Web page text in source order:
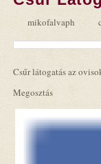
mikofalvaph
Csűr látogatás az
Megosztás